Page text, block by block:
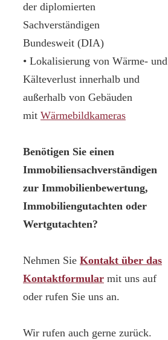
der diplomierten
Sachverständigen
Bundesweit (DIA)
• Lokalisierung von Wärme- und
Kälteverlust innerhalb und
außerhalb von Gebäuden
mit Wärmebildkameras
Benötigen Sie einen
Immobiliensachverständigen
zur Immobilienbewertung,
Immobiliengutachten oder
Wertgutachten?
Nehmen Sie Kontakt über das
Kontaktformular mit uns auf
oder rufen Sie uns an.
Wir rufen auch gerne zurück.